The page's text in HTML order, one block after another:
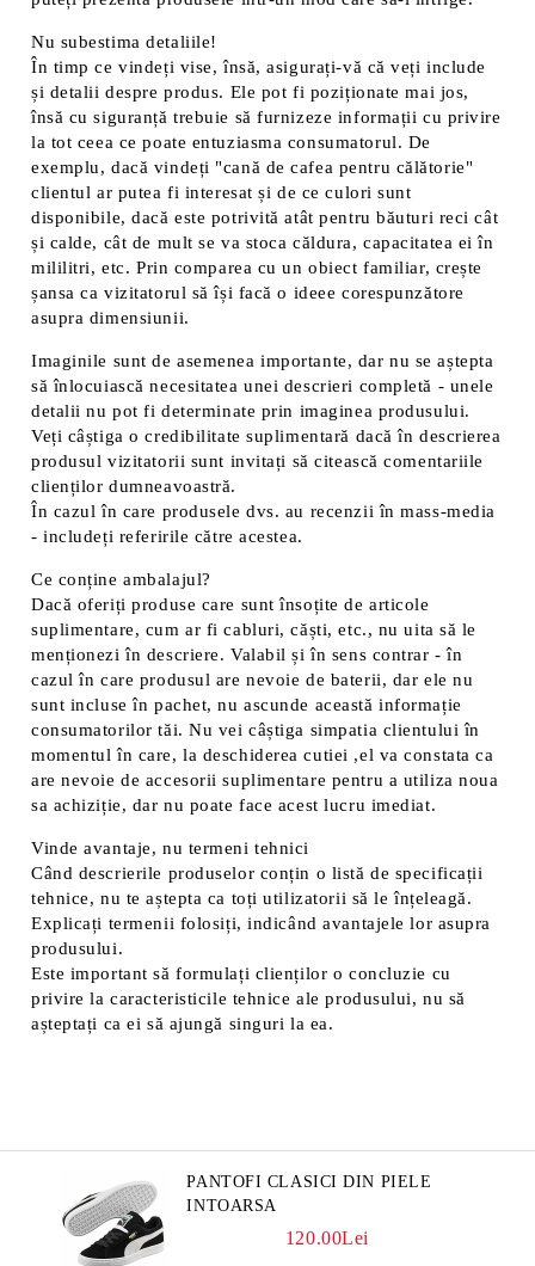
Nu subestima detaliile!
În timp ce vindeți vise, însă, asigurați-vă că veți include
și detalii despre produs. Ele pot fi poziționate mai jos,
însă cu siguranță trebuie să furnizeze informații cu privire
la tot ceea ce poate entuziasma consumatorul. De
exemplu, dacă vindeți "cană de cafea pentru călătorie"
clientul ar putea fi interesat și de ce culori sunt
disponibile, dacă este potrivită atât pentru băuturi reci cât
și calde, cât de mult se va stoca căldura, capacitatea ei în
mililitri, etc. Prin comparea cu un obiect familiar, crește
șansa ca vizitatorul să își facă o ideee corespunzătore
asupra dimensiunii.
Imaginile sunt de asemenea importante, dar nu se aștepta
să înlocuiască necesitatea unei descrieri completă - unele
detalii nu pot fi determinate prin imaginea produsului.
Veți câștiga o credibilitate suplimentară dacă în descrierea
produsul vizitatorii sunt invitați să citească comentariile
clienților dumneavoastră.
În cazul în care produsele dvs. au recenzii în mass-media
- includeți referirile către acestea.
Ce conține ambalajul?
Dacă oferiți produse care sunt însoțite de articole
suplimentare, cum ar fi cabluri, căști, etc., nu uita să le
menționezi în descriere. Valabil și în sens contrar - în
cazul în care produsul are nevoie de baterii, dar ele nu
sunt incluse în pachet, nu ascunde această informație
consumatorilor tăi. Nu vei câștiga simpatia clientului în
momentul în care, la deschiderea cutiei ,el va constata ca
are nevoie de accesorii suplimentare pentru a utiliza noua
sa achiziție, dar nu poate face acest lucru imediat.
Vinde avantaje, nu termeni tehnici
Când descrierile produselor conțin o listă de specificații
tehnice, nu te aștepta ca toți utilizatorii să le înțeleagă.
Explicați termenii folosiți, indicând avantajele lor asupra
produsului.
Este important să formulați clienților o concluzie cu
privire la caracteristicile tehnice ale produsului, nu să
așteptați ca ei să ajungă singuri la ea.
PANTOFI CLASICI DIN PIELE
INTOARSA
120.00Lei